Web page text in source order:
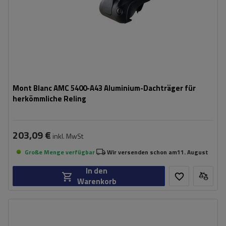
Mont Blanc AMC 5400-A43 Aluminium-Dachträger für
herkömmliche Reling
203,09 € inkl. MwSt
Große Menge verfügbar Wir versenden schon am11. August
In den
Warenkorb